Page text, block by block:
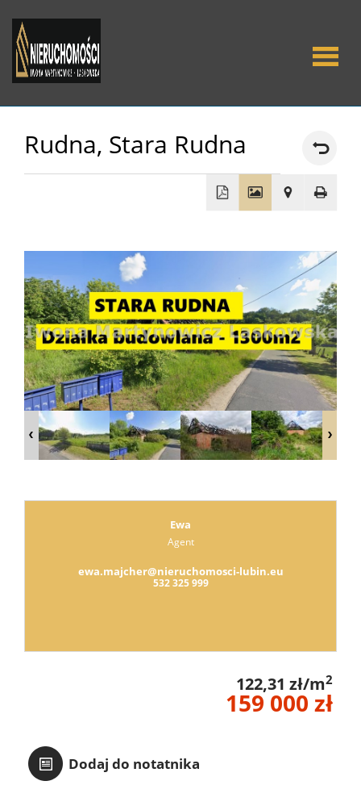
O Nas
Domy
Dzialki
Lokale
Hale
Rudna, Stara Rudna
−
Ewa
Agent
ewa.majcher@nieruchomosci-lubin.eu
532 325 999
122,31 zł/m2
159 000 zł
Dodaj do notatnika